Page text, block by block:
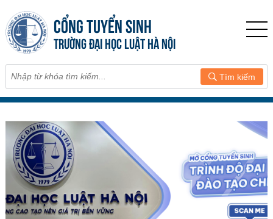
CỔNG TUYỂN SINH
TRƯỜNG ĐẠI HỌC LUẬT HÀ NỘI
Tìm kiếm